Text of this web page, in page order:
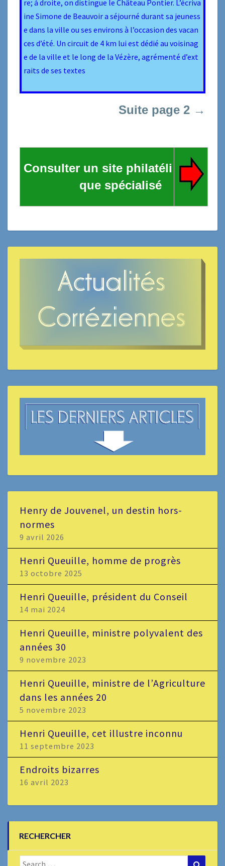
re; à droite, on distingue le Château Pontier. L’écriva
ine Simone de Beauvoir a séjourné durant sa jeuness
e dans la ville ou ses environs à l’occasion des vacan
ces d’été. Un circuit de 4 km lui est dédié au voisinag
e de la ville et le long de la Vézère, agrémenté d’ext
raits de ses textes
Suite page 2 →
Consulter un site philatéli
que spécialisé
Henry de Jouvenel, un destin hors-
normes
9 avril 2026
Henri Queuille, homme de progrès
13 octobre 2025
Henri Queuille, président du Conseil
14 mai 2024
Henri Queuille, ministre polyvalent des
années 30
9 novembre 2023
Henri Queuille, ministre de l’Agriculture
dans les années 20
5 novembre 2023
Henri Queuille, cet illustre inconnu
11 septembre 2023
Endroits bizarres
16 avril 2023
RECHERCHER
Search